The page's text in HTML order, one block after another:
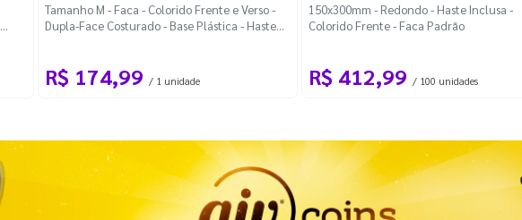
Tamanho M - Faca - Colorido Frente e Verso -
Dupla-Face Costurado - Base Plástica - Haste
R$ 174,99 / 1 unidade
150x300mm - Redondo - Haste Inclusa -
Colorido Frente - Faca Padrão
R$ 412,99 / 100 unidades